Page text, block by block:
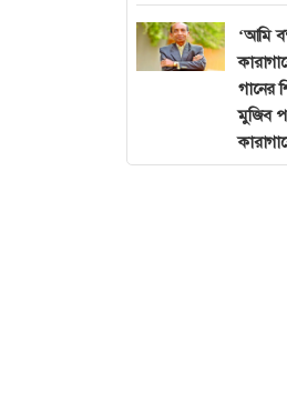
‘আমি
গানের
মুজিব